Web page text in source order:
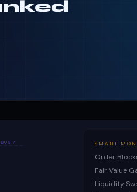
BOS ↗ SMART
Order
Fair Value
Liquidity